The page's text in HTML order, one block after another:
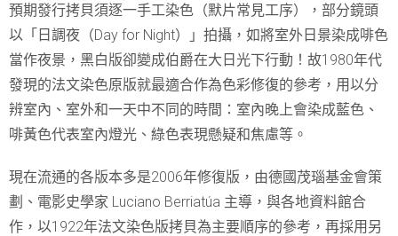
預期發行拷貝須逐一手工染色（默片常見工序），部分鏡頭
以「日調夜（Day for Night）」拍攝，如將室外日景染成啡色
當作夜景，黑白版卻變成伯爵在大日光下行動！故1980年代
發現的法文染色原版就最適合作為色彩修復的參考，用以分
辨室內、室外和一天中不同的時間：室內晚上會染成藍色、
啡黃色代表室內燈光、綠色表現懸疑和焦慮等。
現在流通的各版本多是2006年修復版，由德國茂瑙基金會策
劃、電影史學家 Luciano Berriatúa 主導，與各地資料館合
作，以1922年法文染色版拷貝為主要順序的參考，再採用另